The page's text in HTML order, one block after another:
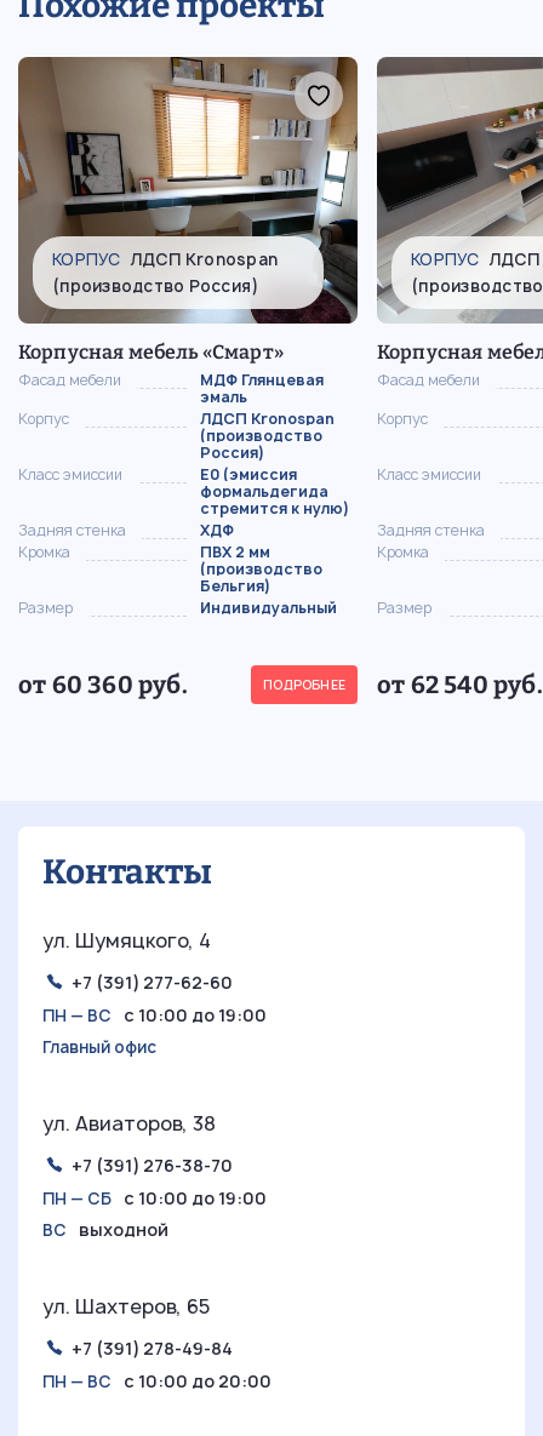
КОРПУС ЛДСП Kronospan
(производство Россия)
Корпусная мебель «Смарт»
Фасад мебели
МДФ Глянцевая
эмаль
Корпус
ЛДСП Kronospan
(производство
Россия)
Класс эмиссии
Е0 (эмиссия
формальдегида
стремится к нулю)
Задняя стенка
ХДФ
Кромка
ПВХ 2 мм
(производство
Бельгия)
Размер
Индивидуальный
от 60 360 руб. ПОДРОБНЕЕ
КОРПУС ЛДСП
Корпусная
Фасад мебели
Корпус
Класс эмиссии
Задняя стенка
Кромка
Размер
от 62 540 руб.
Контакты
ул. Шумяцкого, 4
+7 (391) 277-62-60
ПН — ВС с 10:00 до 19:00
Главный офис
ул. Авиаторов, 38
+7 (391) 276-38-70
ПН — СБ с 10:00 до 19:00
ВС выходной
ул. Шахтеров, 65
+7 (391) 278-49-84
ПН — ВС с 10:00 до 20:00